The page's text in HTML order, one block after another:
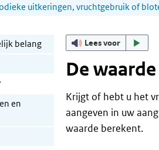
uitkeringen, vruchtgebruik of
belang
en
Lees voor
De
Krijgt of hebt u het
aangeven in uw
waarde berekent.